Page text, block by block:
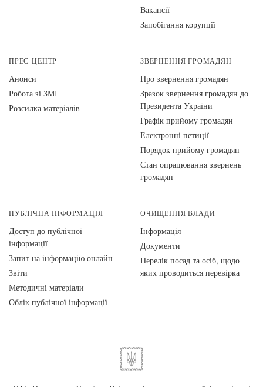
Вакансії
Запобігання корупції
ПРЕС-ЦЕНТР
Анонси
Робота зі ЗМІ
Розсилка матеріалів
ЗВЕРНЕННЯ ГРОМАДЯН
Про звернення громадян
Зразок звернення громадян до
Президента України
Графік прийому громадян
Електронні петиції
Порядок прийому громадян
Стан опрацювання звернень
громадян
ПУБЛІЧНА ІНФОРМАЦІЯ
Доступ до публічної
інформації
Запит на інформацію онлайн
Звіти
Методичні матеріали
Облік публічної інформації
ОЧИЩЕННЯ ВЛАДИ
Інформація
Документи
Перелік посад та осіб, щодо
яких проводиться перевірка